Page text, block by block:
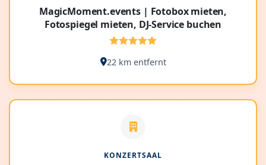
MagicMoment.events | Fotobox mieten,
Fotospiegel mieten, DJ-Service buchen
22 km entfernt
KONZERTSAAL